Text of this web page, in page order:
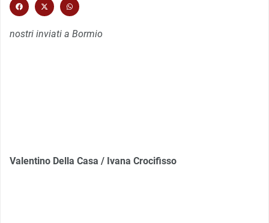
nostri inviati a Bormio
Valentino Della Casa / Ivana Crocifisso